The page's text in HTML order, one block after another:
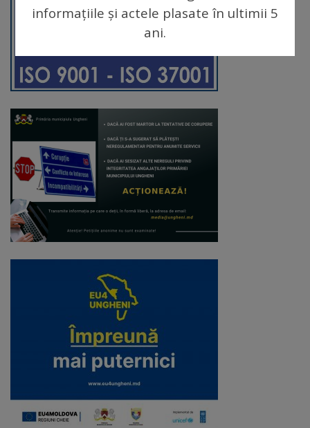
Galerii
foto
Administrație
Primărie
Primar
Viceprimari
Organigrama
Aparatul
primăriei
Regulamentul
de
funcționare
Integritate
informațiile și actele plasate în ultimii 5
ani.